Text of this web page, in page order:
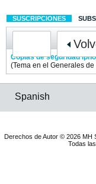
SUSCRIPCIONES
Copias de seguridad
(Tema en el Generales de
Spanish
Derechos de Autor © 2026 MH
Todas